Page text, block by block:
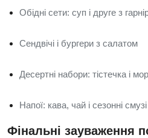
Обідні сети: суп і друге з
Сендвічі і бургери з салатом
Десертні набори: тістечка і
Напої: кава, чай і сезонні смузі
Фінальні зауваження